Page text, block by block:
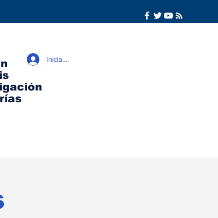
Iniciar sesión